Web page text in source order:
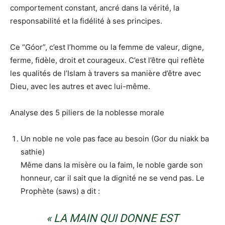
comportement constant, ancré dans la vérité, la
responsabilité et la fidélité à ses principes.
Ce “Góor”, c’est l’homme ou la femme de valeur, digne,
ferme, fidèle, droit et courageux. C’est l’être qui reflète
les qualités de l’Islam à travers sa manière d’être avec
Dieu, avec les autres et avec lui-même.
Analyse des 5 piliers de la noblesse morale
Un noble ne vole pas face au besoin (Gor du niakk ba
sathie)
Même dans la misère ou la faim, le noble garde son
honneur, car il sait que la dignité ne se vend pas. Le
Prophète (saws) a dit :
« LA MAIN QUI DONNE EST